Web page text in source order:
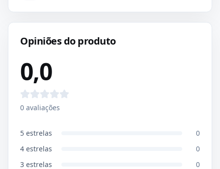
Opiniões do produto
0,0
0 avaliações
5 estrelas
0
4 estrelas
0
3 estrelas 0